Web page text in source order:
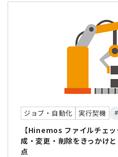
ジョブ・自動化 実行契機
【Hinemos ファイルチェ
成・変更・削除をきっかけ
点